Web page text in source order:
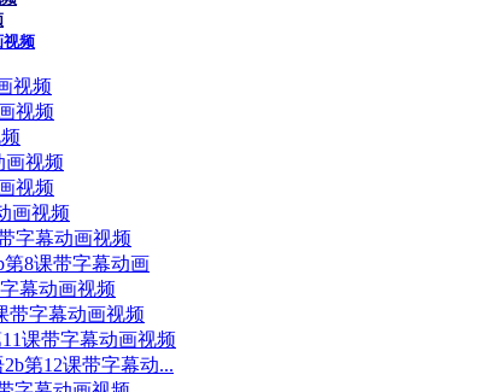
视频
视频
视频
画视频
视频
画视频
字幕动画视频
第8课带字幕动画
幕动画视频
带字幕动画视频
11课带字幕动画视频
第12课带字幕动...